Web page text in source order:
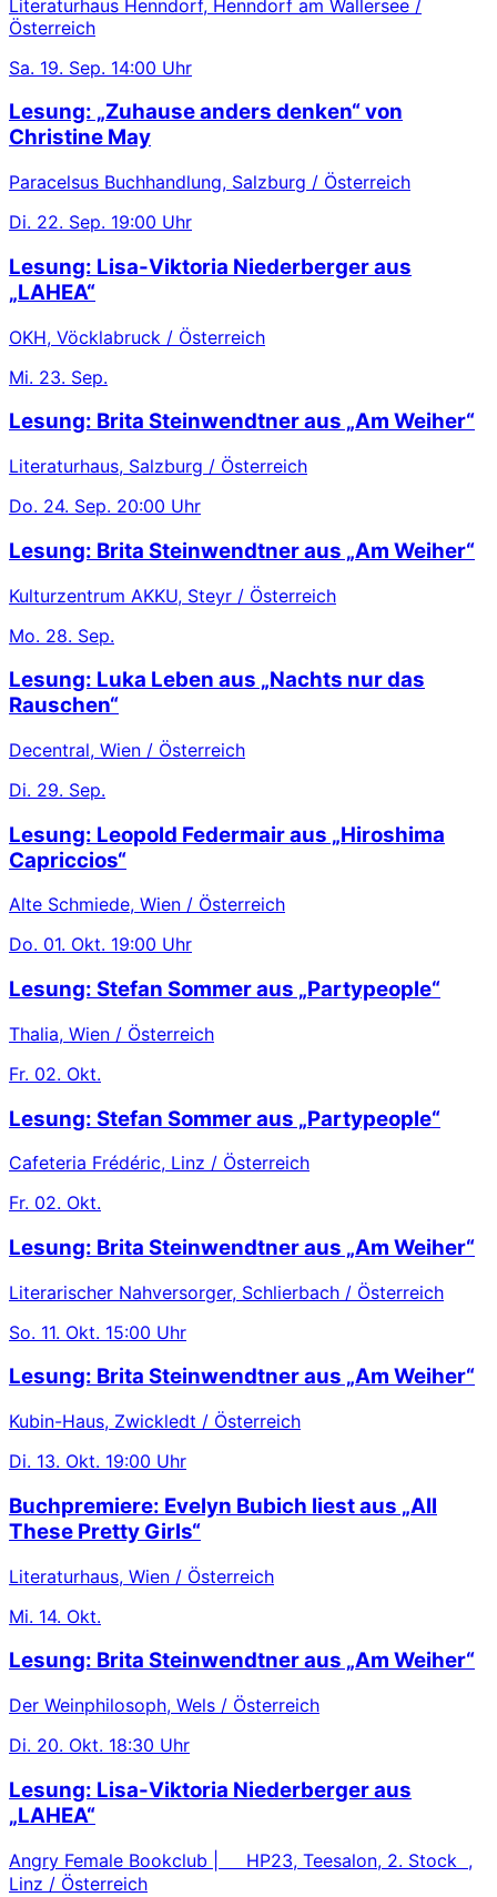
Literaturhaus Henndorf, Henndorf am Wallersee /
Österreich
Sa. 19. Sep. 14:00 Uhr
Lesung: „Zuhause anders denken“ von
Christine May
Paracelsus Buchhandlung, Salzburg / Österreich
Di. 22. Sep. 19:00 Uhr
Lesung: Lisa-Viktoria Niederberger aus
„LAHEA“
OKH, Vöcklabruck / Österreich
Mi. 23. Sep.
Lesung: Brita Steinwendtner aus „Am Weiher“
Literaturhaus, Salzburg / Österreich
Do. 24. Sep. 20:00 Uhr
Lesung: Brita Steinwendtner aus „Am Weiher“
Kulturzentrum AKKU, Steyr / Österreich
Mo. 28. Sep.
Lesung: Luka Leben aus „Nachts nur das
Rauschen“
Decentral, Wien / Österreich
Di. 29. Sep.
Lesung: Leopold Federmair aus „Hiroshima
Capriccios“
Alte Schmiede, Wien / Österreich
Do. 01. Okt. 19:00 Uhr
Lesung: Stefan Sommer aus „Partypeople“
Thalia, Wien / Österreich
Fr. 02. Okt.
Lesung: Stefan Sommer aus „Partypeople“
Cafeteria Frédéric, Linz / Österreich
Fr. 02. Okt.
Lesung: Brita Steinwendtner aus „Am Weiher“
Literarischer Nahversorger, Schlierbach / Österreich
So. 11. Okt. 15:00 Uhr
Lesung: Brita Steinwendtner aus „Am Weiher“
Kubin-Haus, Zwickledt / Österreich
Di. 13. Okt. 19:00 Uhr
Buchpremiere: Evelyn Bubich liest aus „All
These Pretty Girls“
Literaturhaus, Wien / Österreich
Mi. 14. Okt.
Lesung: Brita Steinwendtner aus „Am Weiher“
Der Weinphilosoph, Wels / Österreich
Di. 20. Okt. 18:30 Uhr
Lesung: Lisa-Viktoria Niederberger aus
„LAHEA“
Angry Female Bookclub | HP23, Teesalon, 2. Stock ,
Linz / Österreich